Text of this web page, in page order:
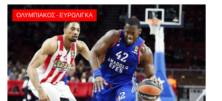
ΟΛΥΜΠΙΑΚΌΣ - ΕΥΡΩΛΊΓΚΑ